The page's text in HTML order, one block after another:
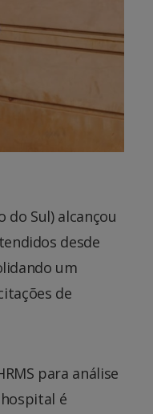
do Sul) alcançou
desde
um
de
para análise
é